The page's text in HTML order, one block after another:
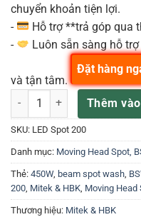
chuyển khoản tiện lợi.
-
Hỗ trợ **trả góp qua
-
Luôn sẵn sàng hỗ
và tận tâm.
LED Spot 200 Đèn Lamp
Thêm
Đặt hàng
SKU: LED Spot 200
Danh mục: Moving Head Spot,
Thẻ: 450W, beam spot wash
200 Mitek & HBK Moving Head
Thương hiệu: Mitek & HBK